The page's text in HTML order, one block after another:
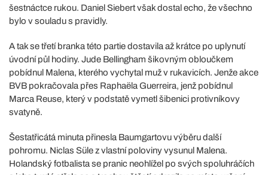
šestnáctce rukou. Daniel Siebert však dostal echo, že všechno
bylo v souladu s pravidly.
A tak se třetí branka této partie dostavila až krátce po uplynutí
úvodní půl hodiny. Jude Bellingham šikovným obloučkem
pobídnul Malena, kterého vychytal muž v rukavicích. Jenže akce
BVB pokračovala přes Raphaëla Guerreira, jenž pobídnul
Marca Reuse, který v podstatě vymetl šibenici protivníkovy
svatyně.
Šestatřicátá minuta přinesla Baumgartovu výběru další
pohromu. Niclas Süle z vlastní poloviny vysunul Malena.
Holandský fotbalista se pranic neohlížel po svých spoluhráčích